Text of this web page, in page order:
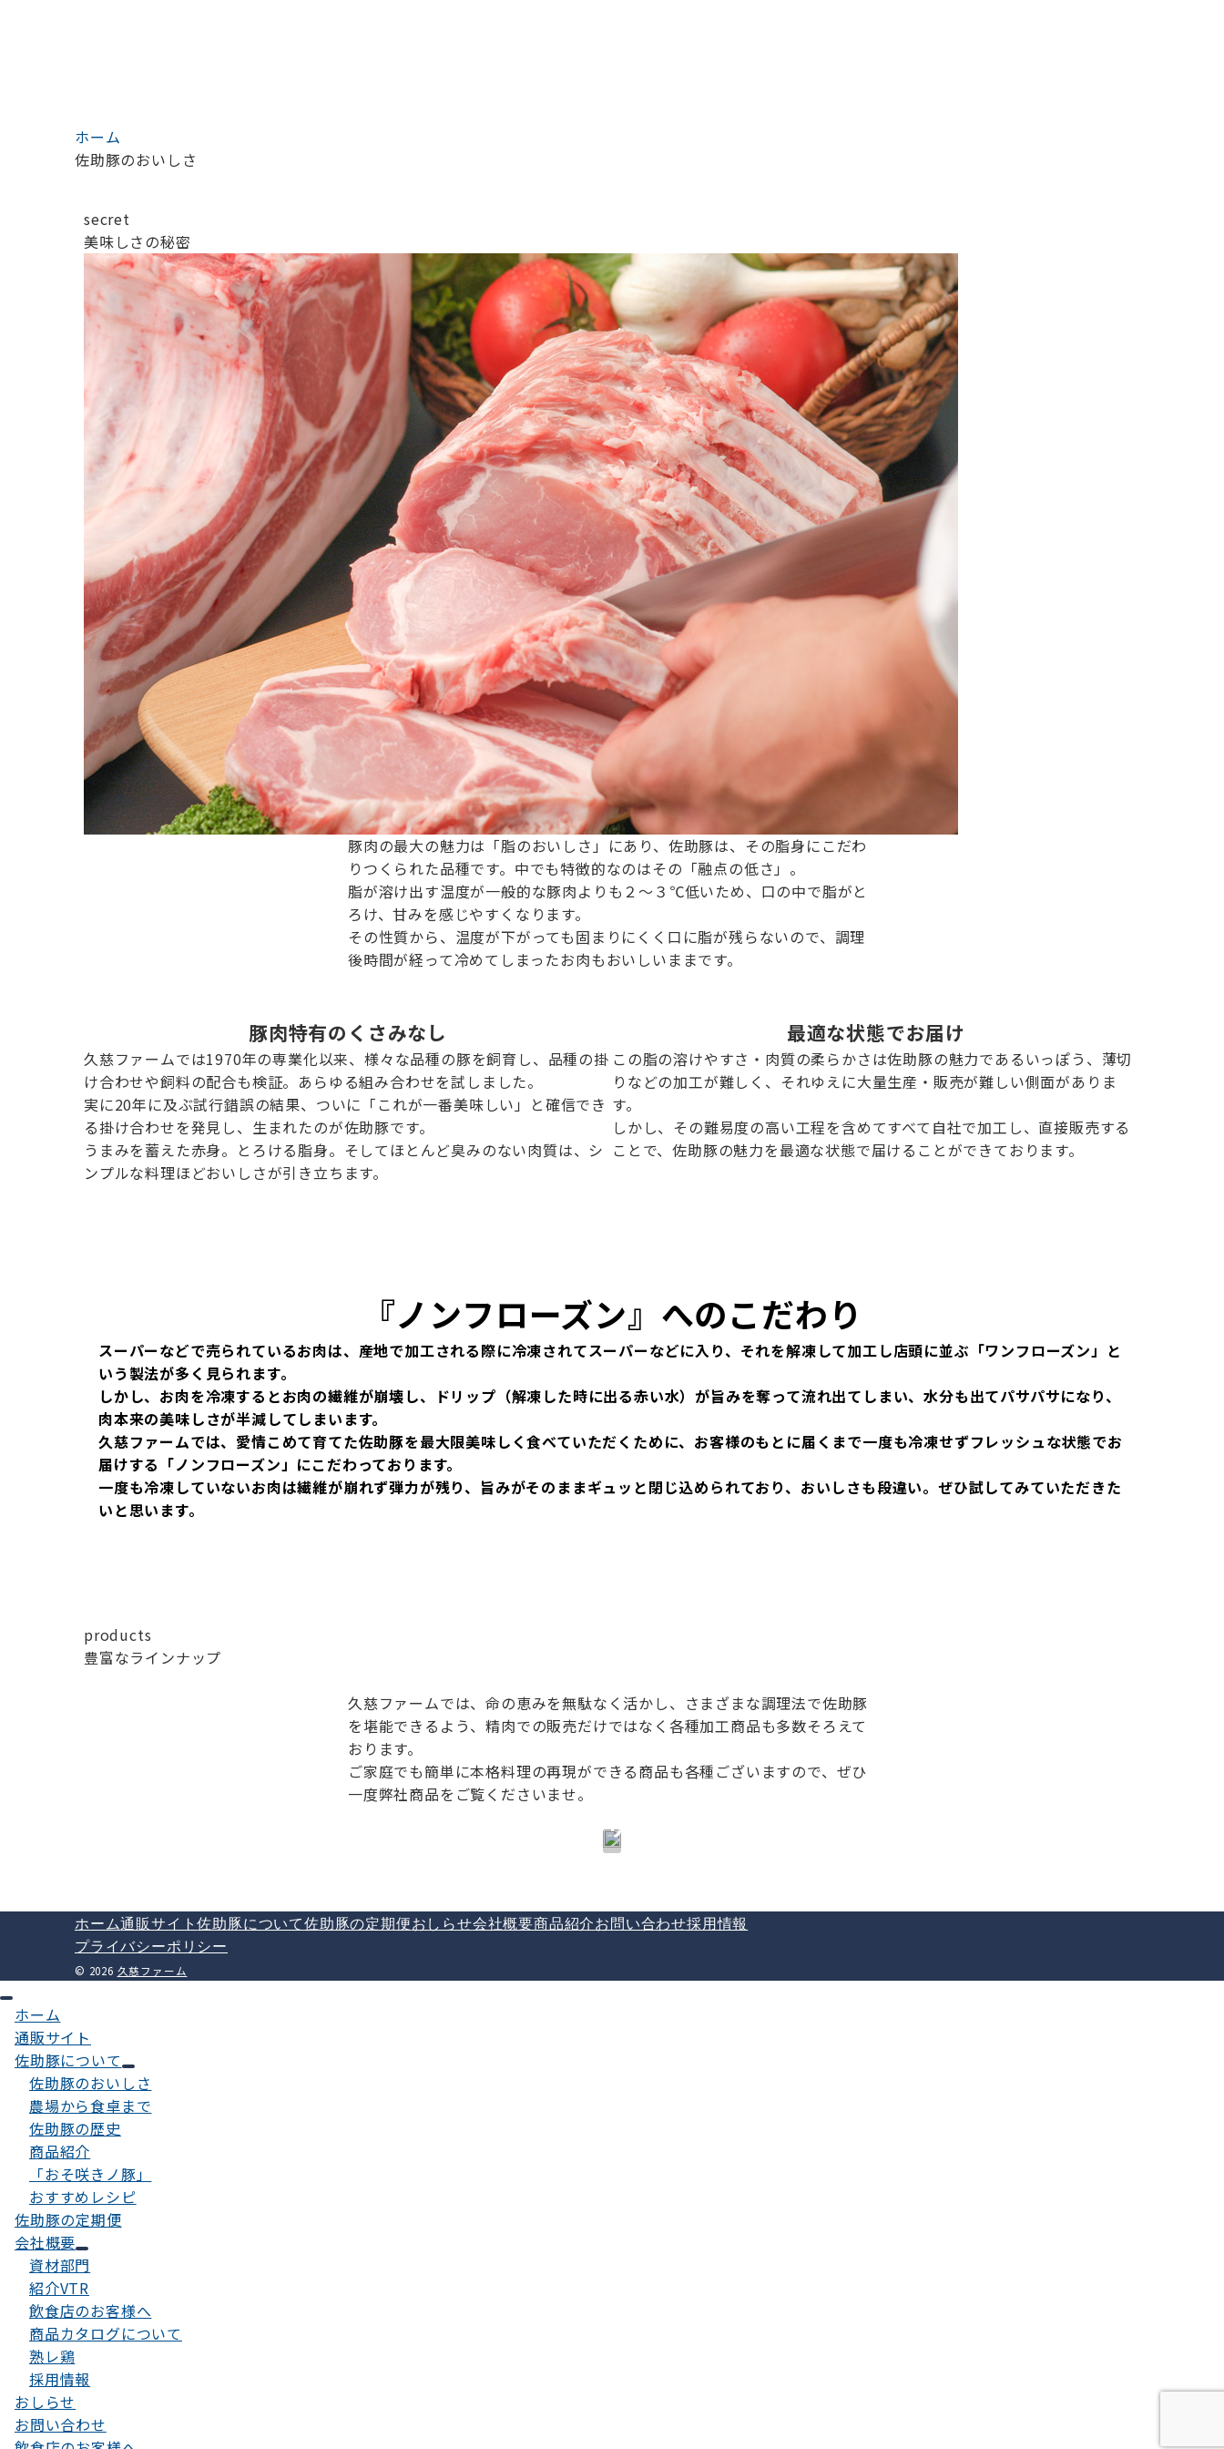
ホーム
佐助豚のおいしさ
secret
美味しさの秘密
豚肉の最大の魅力は「脂のおいしさ」にあり、佐助豚は、その脂身にこだわ
りつくられた品種です。中でも特徴的なのはその「融点の低さ」。
脂が溶け出す温度が一般的な豚肉よりも２～３℃低いため、口の中で脂がと
ろけ、甘みを感じやすくなります。
その性質から、温度が下がっても固まりにくく口に脂が残らないので、調理
後時間が経って冷めてしまったお肉もおいしいままです。
豚肉特有のくさみなし
久慈ファームでは1970年の専業化以来、様々な品種の豚を飼育し、品種の掛
け合わせや飼料の配合も検証。あらゆる組み合わせを試しました。
実に20年に及ぶ試行錯誤の結果、ついに「これが一番美味しい」と確信でき
る掛け合わせを発見し、生まれたのが佐助豚です。
うまみを蓄えた赤身。とろける脂身。そしてほとんど臭みのない肉質は、シ
ンプルな料理ほどおいしさが引き立ちます。
最適な状態でお届け
この脂の溶けやすさ・肉質の柔らかさは佐助豚の魅力であるいっぽう、薄切
りなどの加工が難しく、それゆえに大量生産・販売が難しい側面がありま
す。
しかし、その難易度の高い工程を含めてすべて自社で加工し、直接販売する
ことで、佐助豚の魅力を最適な状態で届けることができております。
『ノンフローズン』へのこだわり
スーパーなどで売られているお肉は、産地で加工される際に冷凍されてスーパーなどに入り、それを解凍して加工し店頭に並ぶ「ワンフローズン」と
いう製法が多く見られます。
しかし、お肉を冷凍するとお肉の繊維が崩壊し、ドリップ（解凍した時に出る赤い水）が旨みを奪って流れ出てしまい、水分も出てパサパサになり、
肉本来の美味しさが半減してしまいます。
久慈ファームでは、愛情こめて育てた佐助豚を最大限美味しく食べていただくために、お客様のもとに届くまで一度も冷凍せずフレッシュな状態でお
届けする「ノンフローズン」にこだわっております。
一度も冷凍していないお肉は繊維が崩れず弾力が残り、旨みがそのままギュッと閉じ込められており、おいしさも段違い。ぜひ試してみていただきた
いと思います。
products
豊富なラインナップ
久慈ファームでは、命の恵みを無駄なく活かし、さまざまな調理法で佐助豚
を堪能できるよう、精肉での販売だけではなく各種加工商品も多数そろえて
おります。
ご家庭でも簡単に本格料理の再現ができる商品も各種ございますので、ぜひ
一度弊社商品をご覧くださいませ。
通
サ
イ
へ
ホーム通販サイト佐助豚について佐助豚の定期便おしらせ会社概要商品紹介お問い合わせ採用情報
プライバシーポリシー
© 2026 久慈ファーム
ホーム
通販サイト
佐助豚について
佐助豚のおいしさ
農場から食卓まで
佐助豚の歴史
商品紹介
「おそ咲きノ豚」
おすすめレシピ
佐助豚の定期便
会社概要
資材部門
紹介VTR
飲食店のお客様へ
商品カタログについて
熟レ鶏
採用情報
おしらせ
お問い合わせ